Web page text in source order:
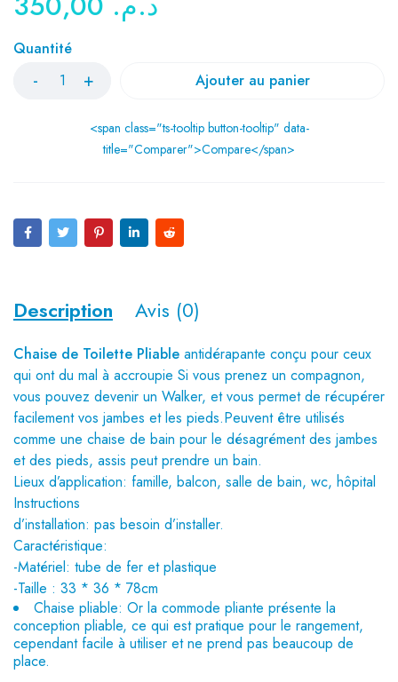
Quantité
Ajouter au panier
<span class="ts-tooltip button-tooltip" data-
title="Comparer">Compare</span>
Description Avis (0)
Chaise de Toilette Pliable antidérapante conçu pour ceux
qui ont du mal à accroupie Si vous prenez un compagnon,
vous pouvez devenir un Walker, et vous permet de récupérer
facilement vos jambes et les pieds.Peuvent être utilisés
comme une chaise de bain pour le désagrément des jambes
et des pieds, assis peut prendre un bain.
Lieux d’application: famille, balcon, salle de bain, wc, hôpital
Instructions
d’installation: pas besoin d’installer.
Caractéristique:
-Matériel: tube de fer et plastique
-Taille : 33 * 36 * 78cm
Chaise pliable: Or la commode pliante présente la
conception pliable, ce qui est pratique pour le rangement,
cependant facile à utiliser et ne prend pas beaucoup de
place.